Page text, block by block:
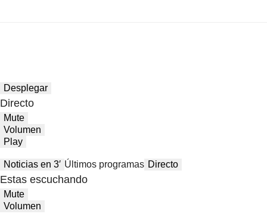
Desplegar
Directo
Mute
Volumen
Play
Noticias en 3′ Últimos programas
Estas escuchando
Mute